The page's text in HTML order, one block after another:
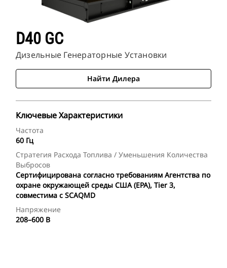
D40 GC
Дизельные Генераторные Установки
Найти Дилера
Ключевые Характеристики
Частота
60 Гц
Стратегия Расхода Топлива / Уменьшения Количества
Выбросов
Сертифицирована согласно требованиям Агентства по
охране окружающей среды США (EPA), Tier 3,
совместима с SCAQMD
Напряжение
208–600 В